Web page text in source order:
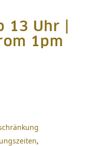
13 Uhr |
1pm
,